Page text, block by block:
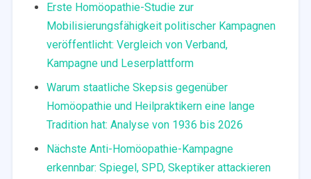
Erste Homöopathie-Studie zur
Mobilisierungsfähigkeit politischer Kampagnen
veröffentlicht: Vergleich von Verband,
Kampagne und Leserplattform
Warum staatliche Skepsis gegenüber
Homöopathie und Heilpraktikern eine lange
Tradition hat: Analyse von 1936 bis 2026
Nächste Anti-Homöopathie-Kampagne
erkennbar: Spiegel, SPD, Skeptiker attackieren